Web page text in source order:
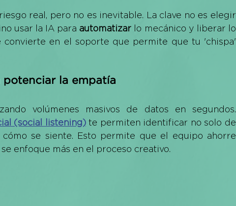
real, pero no es inevitable. La clave no es elegir
usar la IA para automatizar lo mecánico y liberar lo
convierte en el soporte que permite que tu 'chispa'
potenciar la empatía
volúmenes masivos de datos en segundos.
(social listening) te permiten identificar no solo de
se siente. Esto permite que el equipo ahorre
enfoque más en el proceso creativo.